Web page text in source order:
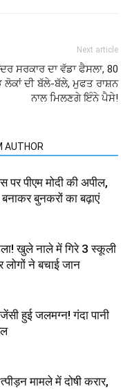
Next article
ਸਰਕਾਰ ਦਾ ਵੱਡਾ ਫੈਸਲਾ, 80
ਲੋਕਾਂ ਦੀ ਬੱਲੇ-ਬੱਲੇ, ਮੁਫਤ ਰਾਸ਼ਨ
ਨਾਲ ਮਿਲਣਗੇ ਇੰਨੇ ਪੈਸੇ!
AUTHOR
पर पीएम मोदी की अपील,
बनाकर बुनकरों का बढ़ाएं
खुले नाले में गिरे 3 स्कूली
ने बचाई जान
हुई जलमग्न! गंदा पानी
मामले में दोषी करार,